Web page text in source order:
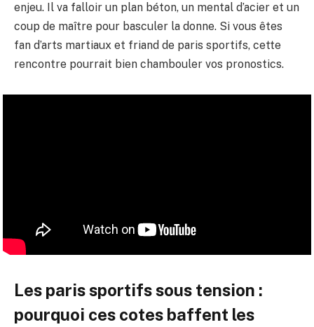
enjeu. Il va falloir un plan béton, un mental d’acier et un
coup de maître pour basculer la donne. Si vous êtes
fan d’arts martiaux et friand de paris sportifs, cette
rencontre pourrait bien chambouler vos pronostics.
Les paris sportifs sous tension :
pourquoi ces cotes baffent les